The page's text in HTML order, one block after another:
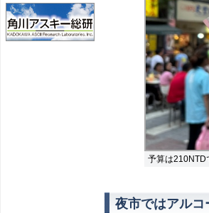
予算は210NTD
夜市ではアル